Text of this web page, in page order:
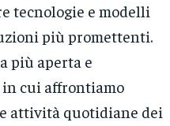
tecnologie e modelli
più promettenti.
più aperta e
in cui affrontiamo
attività quotidiane dei